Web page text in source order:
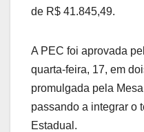
de R$ 41.845,49.
A PEC foi aprovada
quarta-feira, 17, em
promulgada pela
passando a integrar o
Estadual.